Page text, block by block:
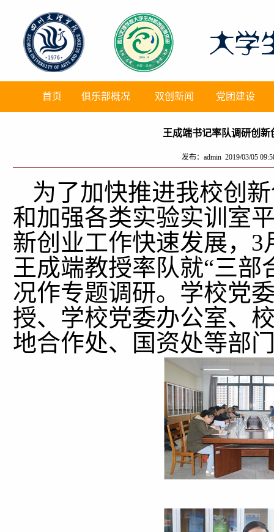
首页 俱乐部概况 双创新闻 党团建设
王成端书记率队调研创
发布：admin 2019/03/05
为了加快推进我校创
和加强各类实验实训室
新创业工作快速发展，
王成端教授率队就“三部
况作专题调研。学校党
授、学校党委办公室、
地合作处、国资处等部